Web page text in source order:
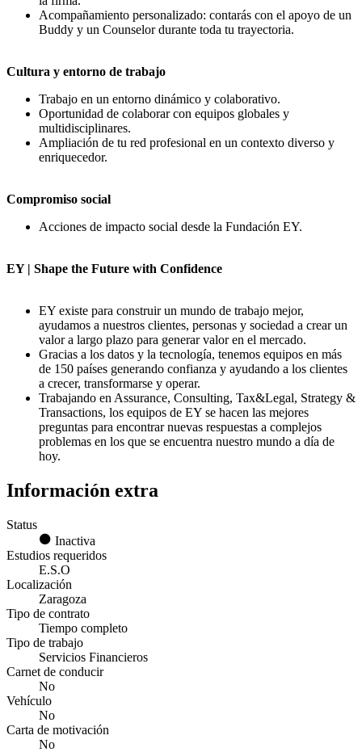
Acompañamiento personalizado: contarás con el apoyo de un
Buddy y un Counselor durante toda tu trayectoria.
Cultura y entorno de trabajo
Trabajo en un entorno dinámico y colaborativo.
Oportunidad de colaborar con equipos globales y
multidisciplinares.
Ampliación de tu red profesional en un contexto diverso y
enriquecedor.
Compromiso social
Acciones de impacto social desde la Fundación EY.
EY | Shape the Future with Confidence
EY existe para construir un mundo de trabajo mejor,
ayudamos a nuestros clientes, personas y sociedad a crear un
valor a largo plazo para generar valor en el mercado.
Gracias a los datos y la tecnología, tenemos equipos en más
de 150 países generando confianza y ayudando a los clientes
a crecer, transformarse y operar.
Trabajando en Assurance, Consulting, Tax&Legal, Strategy &
Transactions, los equipos de EY se hacen las mejores
preguntas para encontrar nuevas respuestas a complejos
problemas en los que se encuentra nuestro mundo a día de
hoy.
Información extra
Status
Inactiva
Estudios requeridos
E.S.O
Localización
Zaragoza
Tipo de contrato
Tiempo completo
Tipo de trabajo
Servicios Financieros
Carnet de conducir
No
Vehículo
No
Carta de motivación
No